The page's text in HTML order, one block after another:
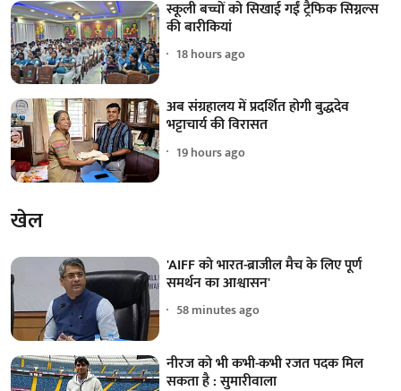
स्कूली बच्चों को सिखाई गईं ट्रैफिक सिग्नल्स
की बारीकियां
18 hours ago
अब संग्रहालय में प्रदर्शित होगी बुद्धदेव
भट्टाचार्य की विरासत
19 hours ago
खेल
'AIFF को भारत-ब्राजील मैच के लिए पूर्ण
समर्थन का आश्वासन'
58 minutes ago
नीरज को भी कभी-कभी रजत पदक मिल
सकता है : सुमारीवाला